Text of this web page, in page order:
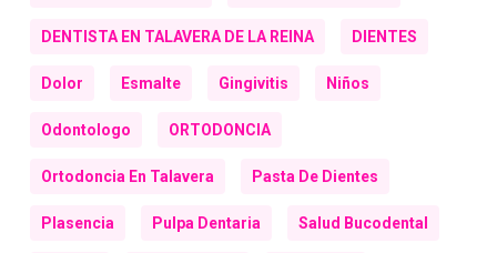
DENTISTA EN TALAVERA DE LA REINA DIENTES
Dolor Esmalte Gingivitis Niños
Odontologo ORTODONCIA
Ortodoncia En Talavera Pasta De Dientes
Plasencia Pulpa Dentaria Salud Bucodental